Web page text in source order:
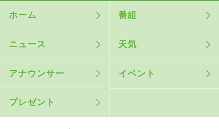
ホーム 番組
ニュース 天気
アナウンサー イベント
プレゼント